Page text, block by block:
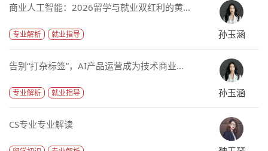
商业人工智能：2026留学与就业双红利的黄...
专业解析 就业指导 孙玉涵
告别“打杂标签”，AI产品运营成为技术商业...
专业解析 就业指导 孙玉涵
CS专业专业解读